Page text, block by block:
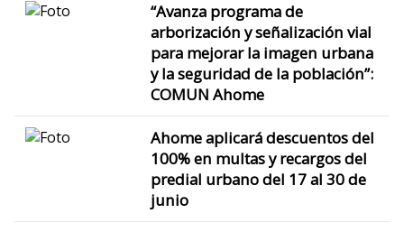
“Avanza programa de
arborización y señalización vial
para mejorar la imagen urbana
y la seguridad de la población”:
COMUN Ahome
Ahome aplicará descuentos del
100% en multas y recargos del
predial urbano del 17 al 30 de
junio